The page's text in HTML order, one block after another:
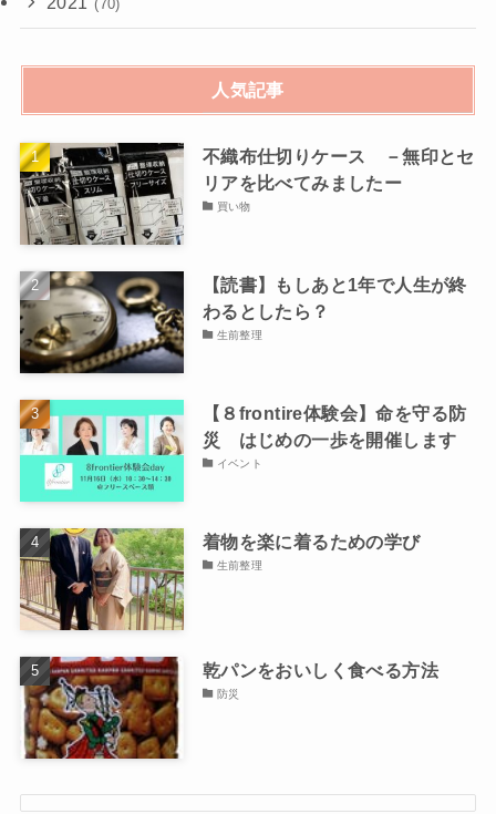
(70)
人気記事
不織布仕切りケース －無印とセ
リアを比べてみましたー
買い物
【読書】もしあと1年で人生が終
わるとしたら？
生前整理
【８frontire体験会】命を守る防
災 はじめの一歩を開催します
イベント
着物を楽に着るための学び
生前整理
乾パンをおいしく食べる方法
防災